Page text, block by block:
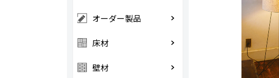
オーダー製品
床材
壁材